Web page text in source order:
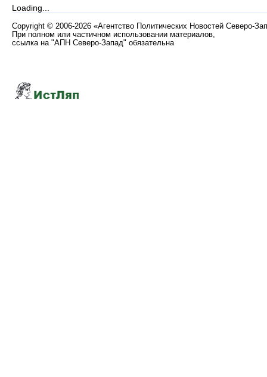
Loading...
Copyright © 2006-2026 «Агентство Политических Новостей Северо-
При полном или частичном использовании материалов,
ссылка на "АПН Северо-Запад" обязательна